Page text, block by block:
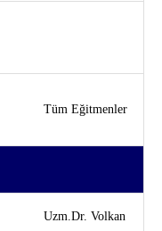
Tüm Eğitmenler
Uzm.Dr. Volkan